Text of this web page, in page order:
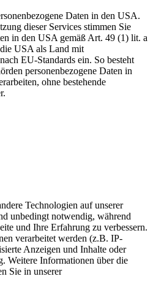
Daten in den USA.
dieser Services stimmen Sie
in den USA gemäß Art. 49 (1) lit. a
USA als Land mit
EU-Standards ein. So besteht
personenbezogene Daten in
ohne bestehende
Technologien auf unserer
unbedingt notwendig, während
und Ihre Erfahrung zu verbessern.
verarbeitet werden (z.B. IP-
Anzeigen und Inhalte oder
Weitere Informationen über die
Sie in unserer